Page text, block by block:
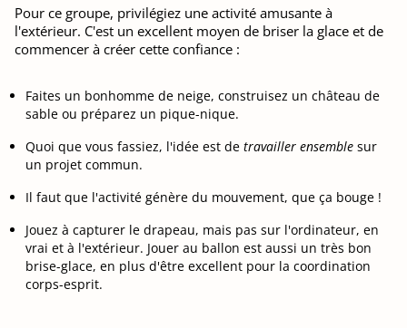
Pour ce groupe, privilégiez une activité amusante à
l'extérieur. C'est un excellent moyen de briser la glace et de
commencer à créer cette confiance :
Faites un bonhomme de neige, construisez un château de
sable ou préparez un pique-nique.
Quoi que vous fassiez, l'idée est de travailler ensemble sur
un projet commun.
Il faut que l'activité génère du mouvement, que ça bouge !
Jouez à capturer le drapeau, mais pas sur l'ordinateur, en
vrai et à l'extérieur. Jouer au ballon est aussi un très bon
brise-glace, en plus d'être excellent pour la coordination
corps-esprit.